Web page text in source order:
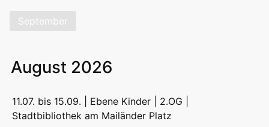
September
August 2026
11.07. bis 15.09. | Ebene Kinder | 2.OG |
Stadtbibliothek am Mailänder Platz